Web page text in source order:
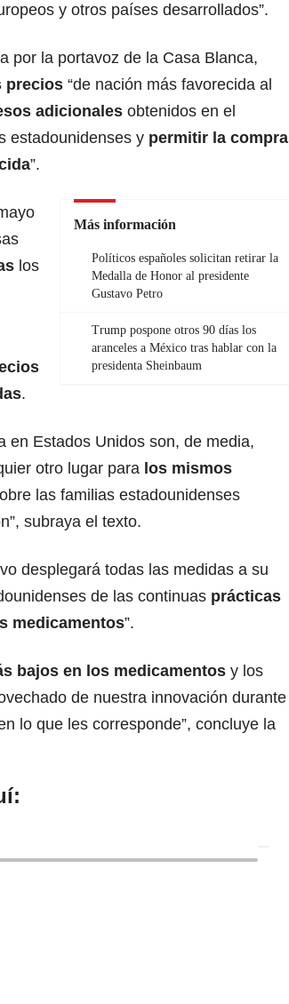
y otros países desarrollados”.
por la portavoz de la Casa Blanca,
precios “de nación más favorecida al
adicionales obtenidos en el
estadounidenses y permitir la compra
”.
Más información
Políticos españoles solicitan retirar la
Medalla de Honor al presidente
Gustavo Petro
Trump pospone otros 90 días los
aranceles a México tras hablar con la
presidenta Sheinbaum
los
.
en Estados Unidos son, de media,
otro lugar para los mismos
las familias estadounidenses
subraya el texto.
desplegará todas las medidas a su
de las continuas prácticas
medicamentos”.
bajos en los medicamentos y los
de nuestra innovación durante
lo que les corresponde”, concluye la